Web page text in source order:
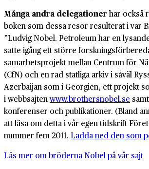
Många andra delegationer har också
boken som dessa resor resulterat i var
”Ludvig Nobel. Petroleum har en
satte igång ett större
samarbetsprojekt mellan Centrum för
(CfN) och en rad statliga arkiv i såväl
Azerbaijan som i Georgien, ett projekt
i webbsajtenwww.brothersnobel.se
konferenser och publikationer. (Bland
att läsa om detta i vår egen tidskrift
nummer fem 2011. Ladda ned den som
Läs mer om bröderna Nobel på vår sajt